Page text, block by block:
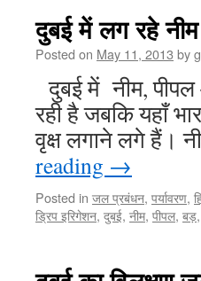
दुबई में लग रहे
Posted on May 11, 2013 by
दुबई में नीम, पीपल
रही है जबकि यहाँ
वृक्ष लगाने लगे हैं।
reading →
Posted in जल प्रबंधन, पर्यावरण,
ड्रिप इरिगेशन, दुबई, नीम, पीपल, बड़,